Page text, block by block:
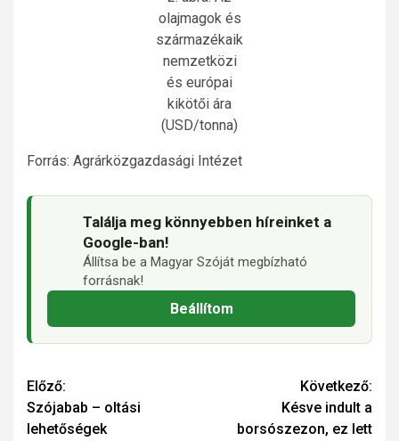
olajmagok és
származékaik
nemzetközi
és európai
kikötői ára
(USD/tonna)
Forrás: Agrárközgazdasági Intézet
Találja meg könnyebben híreinket a
Google-ban!
Állítsa be a Magyar Szóját megbízható
forrásnak!
Beállítom
Continue
Reading
Előző:
Szójabab – oltási
lehetőségek
Következő:
Késve indult a
borsószezon, ez lett